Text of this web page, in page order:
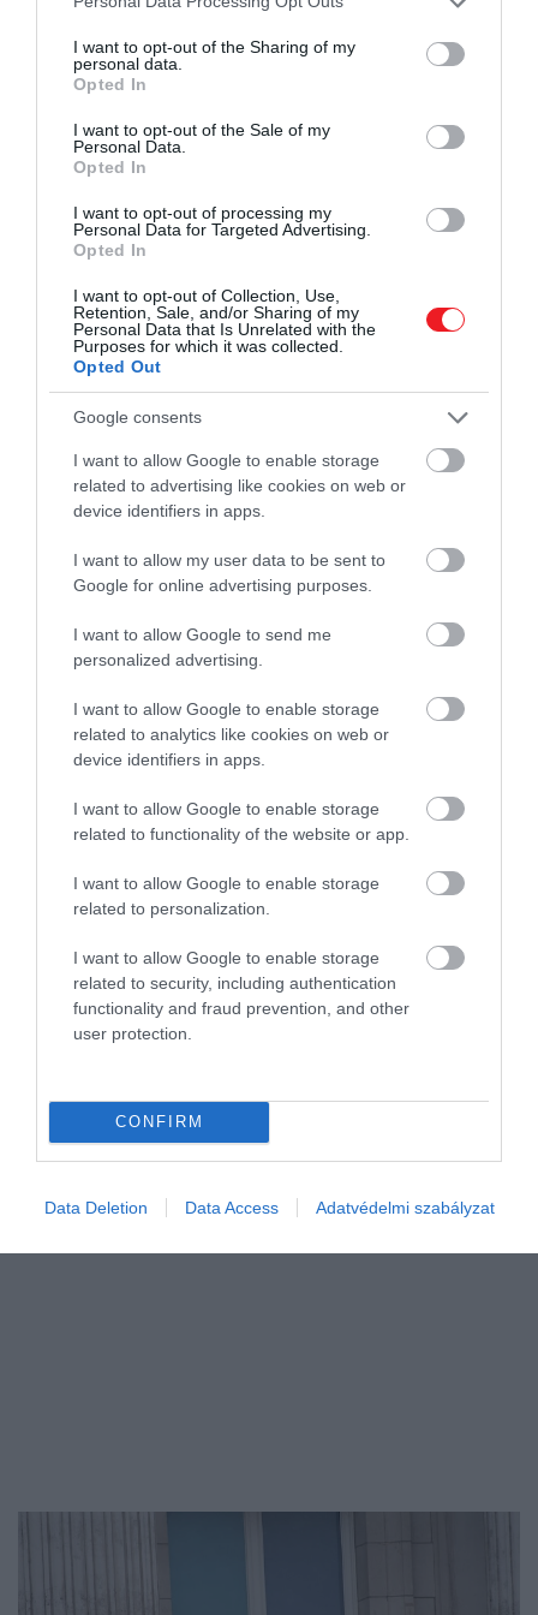
not limited to your visit or usage behaviour. You may click to
grant or deny consent to Google and its third-party tags to
use your data for below specified purposes in below Google
consent section.
I want to opt-out of the Sharing of my
personal data.
Opted In
I want to opt-out of the Sale of my
Personal Data.
Opted In
I want to opt-out of processing my
Personal Data for Targeted Advertising.
Opted In
I want to opt-out of Collection, Use,
Retention, Sale, and/or Sharing of my
Personal Data that Is Unrelated with the
Purposes for which it was collected.
Opted Out
Google consents
I want to allow Google to enable storage
related to advertising like cookies on web or
device identifiers in apps.
I want to allow my user data to be sent to
Google for online advertising purposes.
I want to allow Google to send me
personalized advertising.
I want to allow Google to enable storage
related to analytics like cookies on web or
device identifiers in apps.
I want to allow Google to enable storage
related to functionality of the website or app.
I want to allow Google to enable storage
related to personalization.
I want to allow Google to enable storage
related to security, including authentication
functionality and fraud prevention, and other
user protection.
CONFIRM
Data Deletion Data Access Adatvédelmi szabályzat
A trónutódlási sor nagy beszédtéma II.
Erzsébet királynő 2022 szeptemberében
bekövetkezett halála óta. III. Károly királyt
hoz a jövő nemcsak Vilmos herceg,
hanem gyermekei számára is.
2024. ÁPRILIS 20. ● HAMU ÉS GYÉMÁNT
Vilmosék tudják, hogy komoly
nehézséggel kell majd…
HAMU ÉS GYÉMÁNT